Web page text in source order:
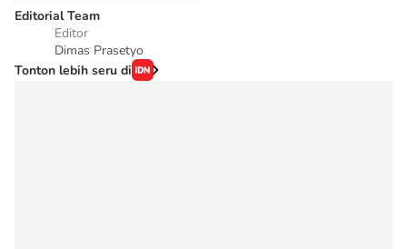
Editorial Team
Editor
Dimas Prasetyo
Tonton lebih seru di